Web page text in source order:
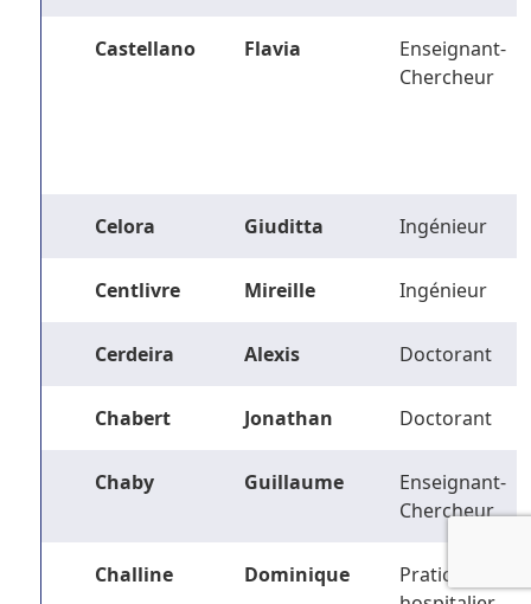
Castellano Flavia
Enseignant-
Chercheur
Celora Giuditta Ingénieur
Centlivre Mireille Ingénieur
Cerdeira Alexis Doctorant
Chabert Jonathan Doctorant
Chaby Guillaume
Enseignant-
Chercheur
Challine Dominique
Praticien